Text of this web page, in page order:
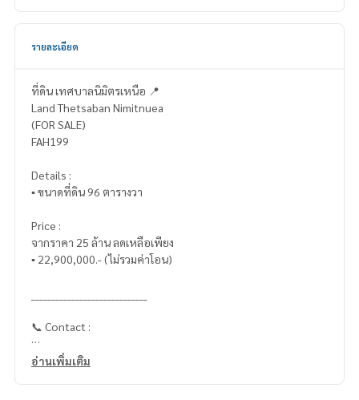
รายละเอียด
ที่ดิน เทศบาลนิมิตรเหนือ 📍
Land Thetsaban Nimitnuea
(FOR SALE)
FAH199
Details :
▪️ ขนาดที่ดิน 96 ตารางวา
Price :
จากราคา 25 ล้าน ลดเหลือเพียง
▪️ 22,900,000.- (ไม่รวมค่าโอน)
📞 Contact :
HOME - REAL ESTATE SERVICES
อ่านเพิ่มเติม